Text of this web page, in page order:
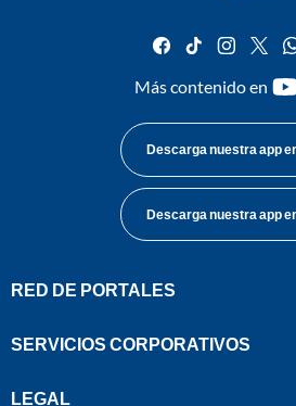
facebook
tiktok
Más contenido en
Descarga nuestra app
Descarga nuestra app
RED DE PORTALES
SERVICIOS CORPORATIVOS
LEGAL